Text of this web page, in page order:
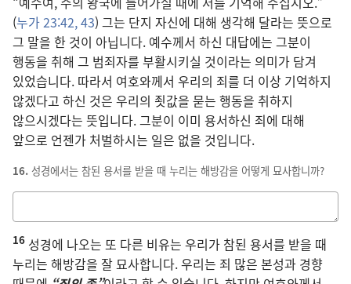
(누가 23:42, 43) 그는 단지 자신에 대해 생각해 달라는 뜻으로
그 말을 한 것이 아닙니다. 예수께서 하신 대답에는 그분이
행동을 취해 그 범죄자를 부활시키실 것이라는 의미가 담겨
있었습니다. 따라서 여호와께서 우리의 죄를 더 이상 기억하지
않겠다고 하신 것은 우리의 죗값을 묻는 행동을 취하지
않으시겠다는 뜻입니다. 그분이 이미 용서하신 죄에 대해
앞으로 언젠가 처벌하시는 일은 없을 것입니다.
16. 성경에서는 참된 용서를 받을 때 누리는 해방감을 어떻게 묘사합니까?
적는
칸
16 성경에 나오는 또 다른 비유는 우리가 참된 용서를 받을 때
누리는 해방감을 잘 묘사합니다. 우리는 죄 많은 본성과 경향